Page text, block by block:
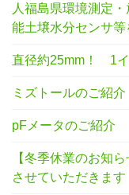
人福島県環境測定
能土壌水分センサ
直径約25mm！ 1イ
ミズトールのご紹介
pFメータのご紹介
【冬季休業のお知
させていただきます